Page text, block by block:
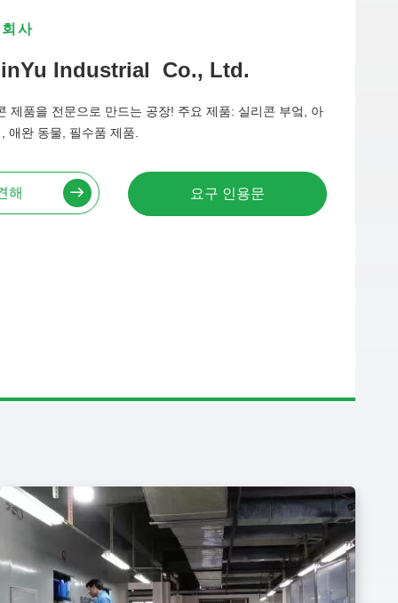
회사
Industrial Co., Ltd.
제품을 전문으로 만드는 공장! 주요 제품: 실리콘 부엌, 아
애완 동물, 필수품 제품.
해 요구 인용문